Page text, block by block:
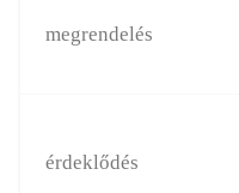
megrendelés
érdeklődés